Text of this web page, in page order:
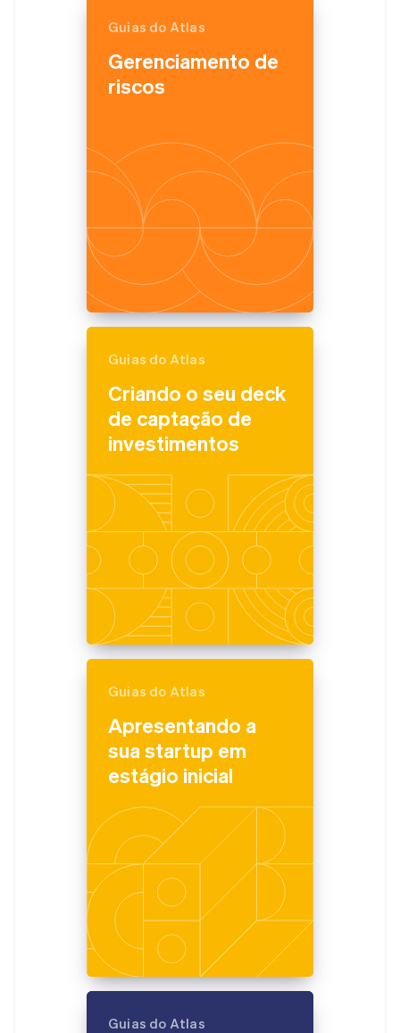
Guias do Atlas
Gerenciamento de
riscos
Guias do Atlas
Criando o seu deck
de captação de
investimentos
Guias do Atlas
Apresentando a
sua startup em
estágio inicial
Guias do Atlas